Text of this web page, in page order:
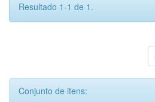
Resultado 1-1 de 1.
Conjunto de itens: